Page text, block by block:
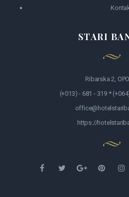
STARI
Ribarska 2,
(+013) - 681 - 319 *
https://